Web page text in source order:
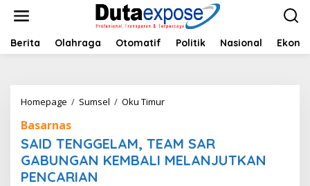
t
Berita Olahraga Otomatif Politik Nasional
Homepage / Sumsel / Oku Timur
D
T
E
Basarnas
SAID TENGGELAM, TEAM SAR
GABUNGAN KEMBALI MELANJUTKAN
PENCARIAN